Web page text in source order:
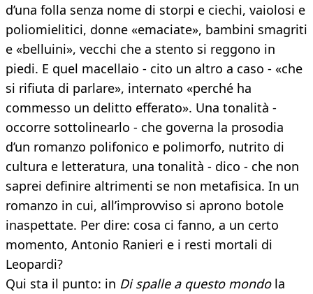
d’una folla senza nome di storpi e ciechi, vaiolosi e
poliomielitici, donne «emaciate», bambini smagriti
e «belluini», vecchi che a stento si reggono in
piedi. E quel macellaio - cito un altro a caso - «che
si rifiuta di parlare», internato «perché ha
commesso un delitto efferato». Una tonalità -
occorre sottolinearlo - che governa la prosodia
d’un romanzo polifonico e polimorfo, nutrito di
cultura e letteratura, una tonalità - dico - che non
saprei definire altrimenti se non metafisica. In un
romanzo in cui, all’improvviso si aprono botole
inaspettate. Per dire: cosa ci fanno, a un certo
momento, Antonio Ranieri e i resti mortali di
Leopardi?
Qui sta il punto: in Di spalle a questo mondola